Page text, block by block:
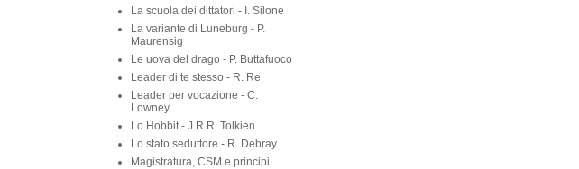
La rivoluzione liberale - P. Gobetti
La sconfitta delle Idee - M.
Veneziani
La scuola dei dittatori - I. Silone
La variante di Luneburg - P.
Maurensig
Le uova del drago - P. Buttafuoco
Leader di te stesso - R. Re
Leader per vocazione - C.
Lowney